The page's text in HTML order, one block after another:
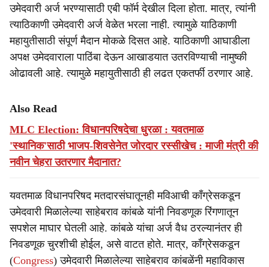
उमेदवारी अर्ज भरण्यासाठी एबी फॉर्म देखील दिला होता. मात्र, त्यांनी
त्याठिकाणी उमेदवारी अर्ज वेळेत भरला नाही. त्यामुळे याठिकाणी
महायुतीसाठी संपूर्ण मैदान मोकळे दिसत आहे. याठिकाणी आघाडीला
अपक्ष उमेदवाराला पाठिंबा देऊन आखाडयात उतरविण्याची नामुष्की
ओढावली आहे. त्यामुळे महायुतीसाठी ही लढत एकतर्फी ठरणार आहे.
Also Read
MLC Election: विधानपरिषदेचा धुरळा : यवतमाळ
'स्थानिक'साठी भाजप-शिवसेनेत जोरदार रस्सीखेच : माजी मंत्री की
नवीन चेहरा उतरणार मैदानात?
यवतमाळ विधानपरिषद मतदारसंघातूनही मविआची काँग्रेसकडून
उमेदवारी मिळालेल्या साहेबराव कांबळे यांनी निवडणूक रिंगणातून
सपशेल माघार घेतली आहे. कांबळे यांचा अर्ज वैध ठरल्यानंतर ही
निवडणूक चुरशीची होईल, असे वाटत होते. मात्र, काँग्रेसकडून
(Congress) उमेदवारी मिळालेल्या साहेबराव कांबळेंनी महाविकास